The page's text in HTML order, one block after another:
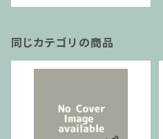
同じカテゴリの商品